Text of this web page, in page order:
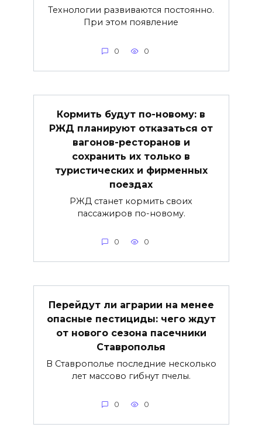
Технологии развиваются постоянно.
При этом появление
0 0
Кормить будут по-новому: в
РЖД планируют отказаться от
вагонов-ресторанов и
сохранить их только в
туристических и фирменных
поездах
РЖД станет кормить своих
пассажиров по-новому.
0 0
Перейдут ли аграрии на менее
опасные пестициды: чего ждут
от нового сезона пасечники
Ставрополья
В Ставрополье последние несколько
лет массово гибнут пчелы.
0 0